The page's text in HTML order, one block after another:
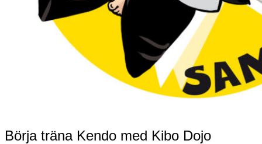
Börja träna Kendo med Kibo Dojo